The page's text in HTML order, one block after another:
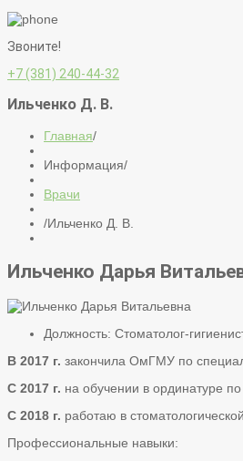
Звоните!
+7 (381) 240-44-32
Ильченко Д. В.
Главная/
Информация/
Врачи
/Ильченко Д. В.
Ильченко Дарья
Должность: Стоматолог-
В 2017 г. закончила ОмГМУ по
С 2017 г. на обучении в ординатуре
С 2018 г. работаю в
Профессиональные навыки: